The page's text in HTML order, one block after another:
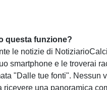
questa funzione?
le notizie di
smartphone e le troverai
"Dalle tue fonti". Nessun
ricevere una panoramica